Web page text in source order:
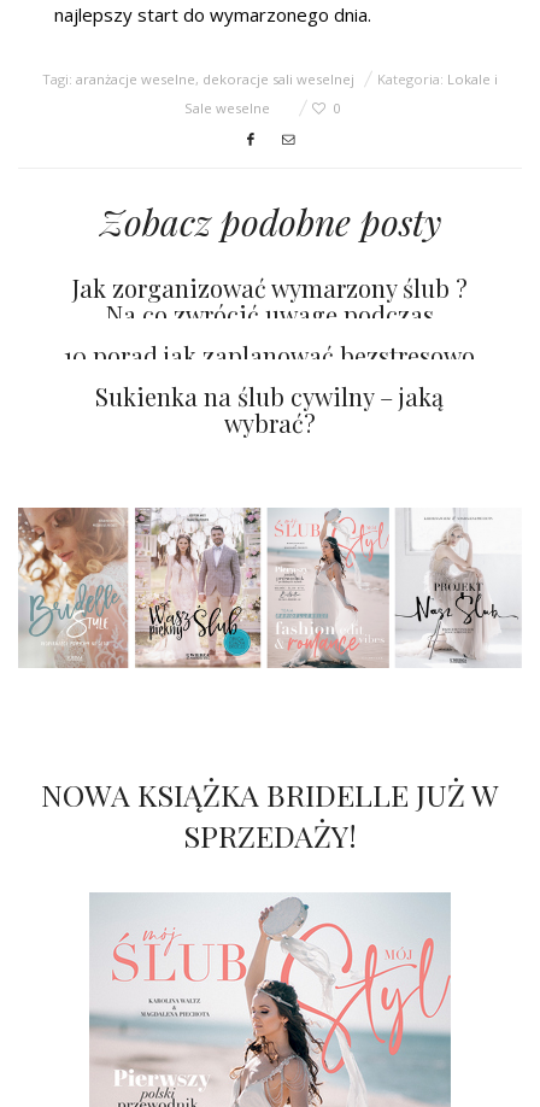
najlepszy start do wymarzonego dnia.
Tagi: aranżacje weselne, dekoracje sali weselnej Kategoria: Lokale i
Sale weselne
0
Zobacz podobne posty
Jak zorganizować wymarzony ślub ?
Na co zwrócić uwagę podczas
organizacji wesela
10 porad jak zaplanować bezstresowo
ślub
Sukienka na ślub cywilny – jaką
wybrać?
NOWA KSIĄŻKA BRIDELLE JUŻ W
SPRZEDAŻY!